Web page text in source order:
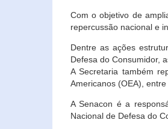
Com o objetivo de
repercussão nacional e
Dentre as ações
Defesa do Consumidor,
A Secretaria também
Americanos (OEA), entre
A Senacon é a
Nacional de Defesa do